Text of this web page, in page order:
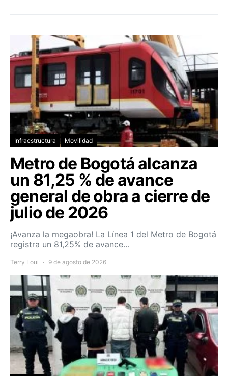
Infraestructura Movilidad
Metro de Bogotá alcanza
un 81,25 % de avance
general de obra a cierre de
julio de 2026
¡Avanza la megaobra! La Línea 1 del Metro de Bogotá
registra un 81,25% de avance…
Terry Loui 9 de agosto de 2026